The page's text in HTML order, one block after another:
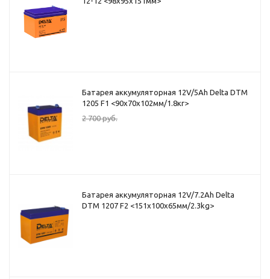
Батарея аккумуляторная 12V/5Ah Delta DTM
1205 F1 <90x70x102мм/1.8кг>
2 700руб.
Батарея аккумуляторная 12V/7.2Ah Delta
DTM 1207 F2 <151x100x65мм/2.3kg>